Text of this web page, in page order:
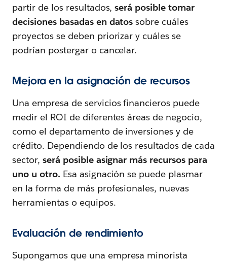
partir de los resultados,será posible tomar
decisiones basadas en datos sobre cuáles
proyectos se deben priorizar y cuáles se
podrían postergar o cancelar.
Mejora en la asignación de recursos
Una empresa de servicios financieros puede
medir el ROI de diferentes áreas de negocio,
como el departamento de inversiones y de
crédito. Dependiendo de los resultados de cada
sector, será posible asignar más recursos para
uno u otro. Esa asignación se puede plasmar
en la forma de más profesionales, nuevas
herramientas o equipos.
Evaluación de rendimiento
Supongamos que una empresa minorista